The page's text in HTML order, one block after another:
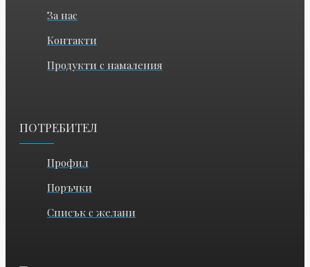
За нас
Контакти
Продукти с намаления
ПОТРЕБИТЕЛ
Профил
Поръчки
Списък с желани